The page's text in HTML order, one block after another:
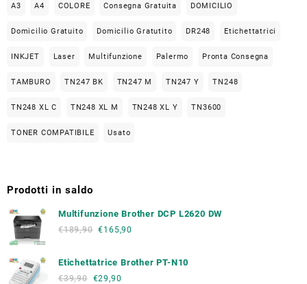
A3 A4 COLORE Consegna Gratuita DOMICILIO
Domicilio Gratuito Domicilio Gratutito DR248 Etichettatrici
INKJET Laser Multifunzione Palermo Pronta Consegna
TAMBURO TN247 BK TN247 M TN247 Y TN248
TN248 XL C TN248 XL M TN248 XL Y TN3600
TONER COMPATIBILE Usato
Prodotti in saldo
Multifunzione Brother DCP L2620 DW
€189,90 €165,90
Etichettatrice Brother PT-N10
€39,90 €29,90